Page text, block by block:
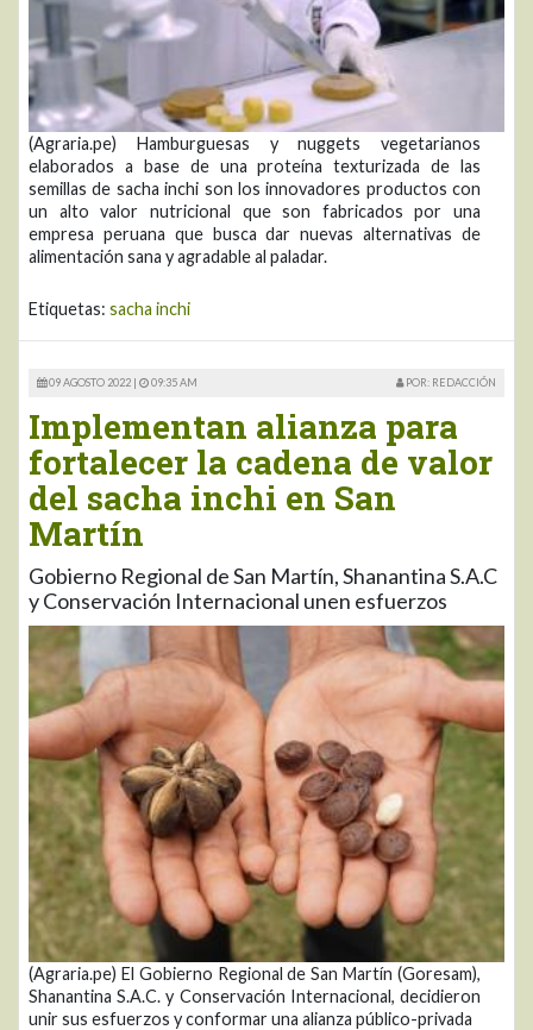
(Agraria.pe) Hamburguesas y nuggets vegetarianos
elaborados a base de una proteína texturizada de las
semillas de sacha inchi son los innovadores productos con
un alto valor nutricional que son fabricados por una
empresa peruana que busca dar nuevas alternativas de
alimentación sana y agradable al paladar.
Etiquetas: sacha inchi
09 AGOSTO 2022 | 09:35 AM POR: REDACCIÓN
Implementan alianza para
fortalecer la cadena de valor
del sacha inchi en San
Martín
Gobierno Regional de San Martín, Shanantina S.A.C
y Conservación Internacional unen esfuerzos
(Agraria.pe) El Gobierno Regional de San Martín (Goresam),
Shanantina S.A.C. y Conservación Internacional, decidieron
unir sus esfuerzos y conformar una alianza público-privada